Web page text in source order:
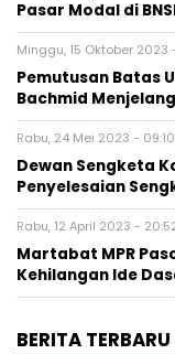
Pasar Modal di
Minggu, 15 Oktober 2023
Pemutusan Batas
Bachmid
Rabu, 24 Mei 2023 -
Dewan Sengketa
Penyelesaian
Rabu, 12 April 2023 -
Martabat MPR
Kehilangan Ide
BERITA TERBARU